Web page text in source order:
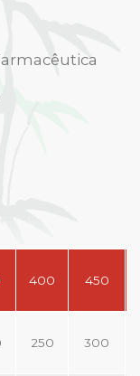
400 450
250 300